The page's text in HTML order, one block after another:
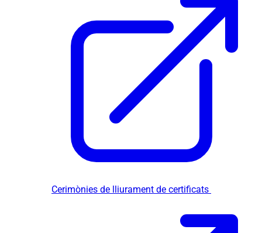
Cerimònies de lliurament de certificats